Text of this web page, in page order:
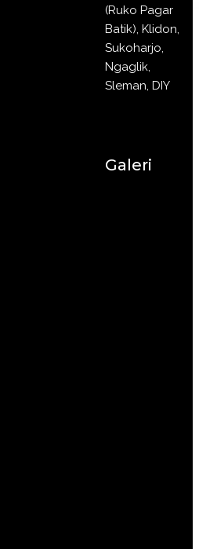
(Ruko Pagar
Batik), Klidon,
Sukoharjo,
Ngaglik,
Sleman, DIY
Galeri